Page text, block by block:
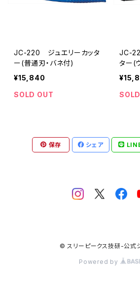
JC-220 ジュエリーカッタ
ー(普通刃・バネ付)
¥15,840
SOLD OUT
JC-
ター(
保存 シェア
© スリーピークス技研-公式
Powered by